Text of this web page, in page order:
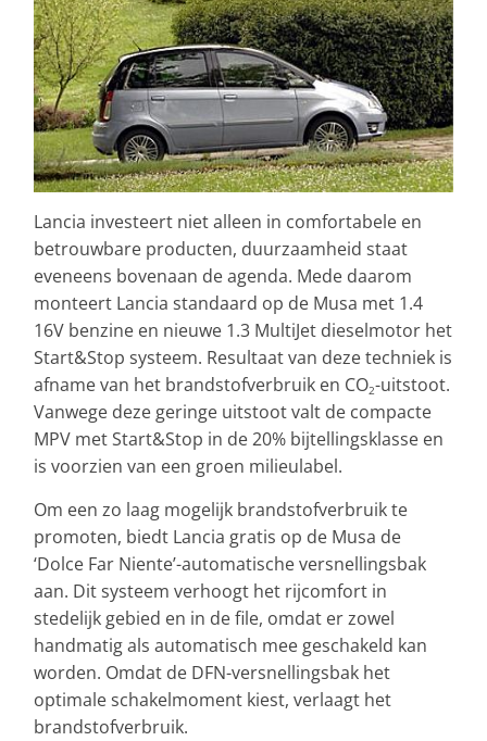
Lancia investeert niet alleen in comfortabele en
betrouwbare producten, duurzaamheid staat
eveneens bovenaan de agenda. Mede daarom
monteert Lancia standaard op de Musa met 1.4
16V benzine en nieuwe 1.3 MultiJet dieselmotor het
Start&Stop systeem. Resultaat van deze techniek is
afname van het brandstofverbruik en CO2-uitstoot.
Vanwege deze geringe uitstoot valt de compacte
MPV met Start&Stop in de 20% bijtellingsklasse en
is voorzien van een groen milieulabel.
Om een zo laag mogelijk brandstofverbruik te
promoten, biedt Lancia gratis op de Musa de
‘Dolce Far Niente’-automatische versnellingsbak
aan. Dit systeem verhoogt het rijcomfort in
stedelijk gebied en in de file, omdat er zowel
handmatig als automatisch mee geschakeld kan
worden. Omdat de DFN-versnellingsbak het
optimale schakelmoment kiest, verlaagt het
brandstofverbruik.